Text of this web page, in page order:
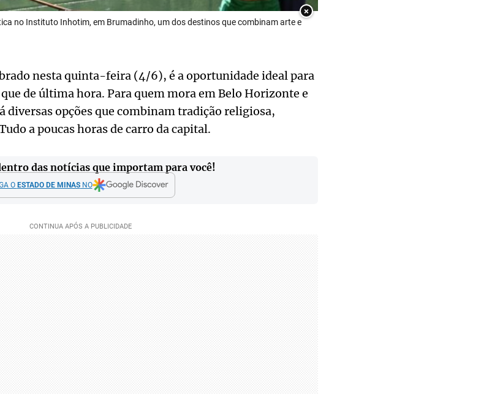
×
no Instituto Inhotim, em Brumadinho, um dos destinos que combinam arte e
nesta quinta-feira (4/6), é a oportunidade ideal para
de última hora. Para quem mora em Belo Horizonte e
diversas opções que combinam tradição religiosa,
a poucas horas de carro da capital.
das notícias que importam para você!
O ESTADO DE MINASNO